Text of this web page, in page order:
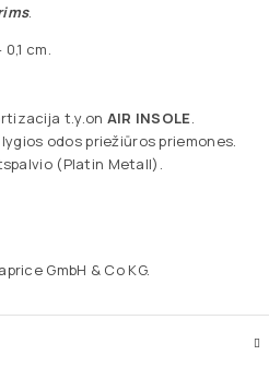
.
cm.
t.y.on AIR INSOLE.
odos priežiūros priemones.
(Platin Metall).
GmbH & Co KG.